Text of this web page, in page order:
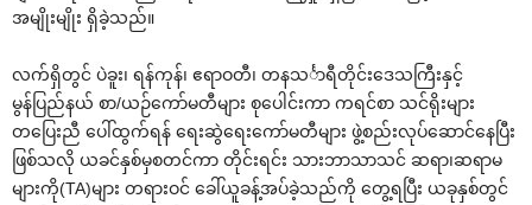
အမျိုးမျိုး ရှိခဲ့သည်။
လက်ရှိတွင် ပဲခူး၊ ရန်ကုန်၊ ဧရာဝတီ၊ တနသင်္ာရီတိုင်း‌ဒေသကြီးနှင့်
မွန်ပြည်နယ် စာ/ယဉ်‌ကော်မတီများ စု‌ပေါင်းကာ ကရင်စာ သင်ရိုးများ
တ‌ပြေးညီ ‌ပေါ်ထွက်ရန် ‌ရေးဆွဲ‌ရေး‌ကော်မတီများ ဖွဲ့စည်းလုပ်‌ဆောင်‌နေပြီး
ဖြစ်သလို ယခင်နှစ်မှစတင်ကာ တိုင်းရင်း သားဘာသာသင် ဆရာ၊ဆရာမ
များကို(TA)များ တရားဝင် ‌ခေါ်ယူခန့်အပ်ခဲ့သည်ကို ‌တွေ့ရပြီး ယခုနှစ်တွင်